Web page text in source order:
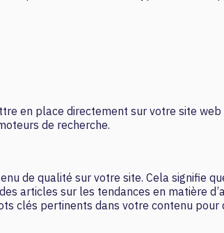
en place directement sur votre site
de recherche.
de qualité sur votre site. Cela signifie
articles sur les tendances en matière
clés pertinents dans votre contenu